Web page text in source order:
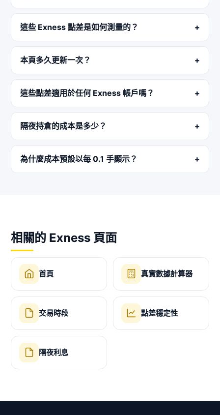
這些 Exness 點差是如何測量的？
本頁多久更新一次？
這些點差適用於任何 Exness 帳戶嗎？
隔夜持倉的成本是多少？
為什麼成本預設以每 0.1 手顯示？
相關的 Exness 頁面
首頁 真實數據計算器
交易時段 點差穩定性
隔夜利息